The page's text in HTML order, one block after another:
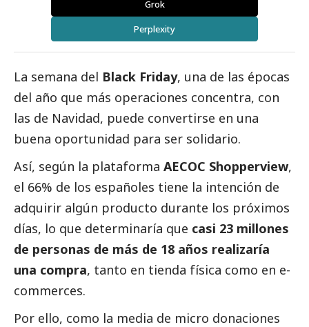
Grok
Perplexity
La semana del Black Friday, una de las épocas
del año que más operaciones concentra, con
las de Navidad, puede convertirse en una
buena oportunidad para ser solidario.
Así, según la plataforma AECOC Shopperview,
el 66% de los españoles tiene la intención de
adquirir algún producto durante los próximos
días, lo que determinaría que casi 23 millones
de personas de más de 18 años realizaría
una compra, tanto en tienda física como en e-
commerces.
Por ello, como la media de micro donaciones